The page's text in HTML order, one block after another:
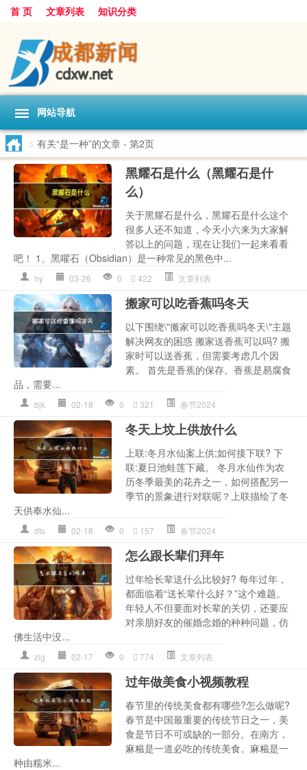
首 页 文章列表 知识分类
网站导航
> 有关“是一种”的文章 - 第2页
黑耀石是什么（黑耀石是什
么）
关于黑耀石是什么，黑耀石是什么这个
很多人还不知道，今天小六来为大家解
答以上的问题，现在让我们一起来看看
吧！ 1、黑曜石（Obsidian）是一种常见的黑色中...
hy 03-26 0 422 文章列表
搬家可以吃香蕉吗冬天
以下围绕\"搬家可以吃香蕉吗冬天\"主题
解决网友的困惑 搬家送香蕉可以吗? 搬
家时可以送香蕉，但需要考虑几个因
素。 首先是香蕉的保存。香蕉是易腐食
品，需要...
bjk 02-18 0 321 春节2024
冬天上坟上供放什么
上联:冬月水仙案上供;如何接下联? 下
联:夏日池蛙莲下藏。 冬月水仙作为农
历冬季最美的花卉之一，如何搭配另一
季节的景象进行对联呢？上联描绘了冬
天供奉水仙...
dts 02-18 0 157 春节2024
怎么跟长辈们拜年
过年给长辈送什么比较好? 每年过年，
都面临着“送长辈什么好？”这个难题。
年轻人不但要面对长辈的关切，还要应
对亲朋好友的催婚念婚的种种问题，仿
佛生活中没...
zlg 02-17 0 774 文章列表
过年做美食小视频教程
春节里的传统美食都有哪些?怎么做呢?
春节是中国最重要的传统节日之一，美
食是节日不可或缺的一部分。在南方，
麻糍是一道必吃的传统美食。麻糍是一
种由糯米...